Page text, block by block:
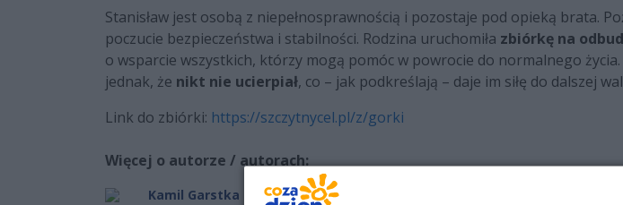
Stanisław jest osobą z niepełnosprawnością i pozostaje pod opieką brata.
poczucie bezpieczeństwa i stabilności. Rodzina uruchomiła zbiórkę na
o wsparcie wszystkich, którzy mogą pomóc w powrocie do normalnego
jednak, że nikt nie ucierpiał, co – jak podkreślają – daje im siłę do dalszej
Link do zbiórki: https://szczytnycel.pl/z/gorki
Więcej o autorze / autorach:
Kamil Garstka